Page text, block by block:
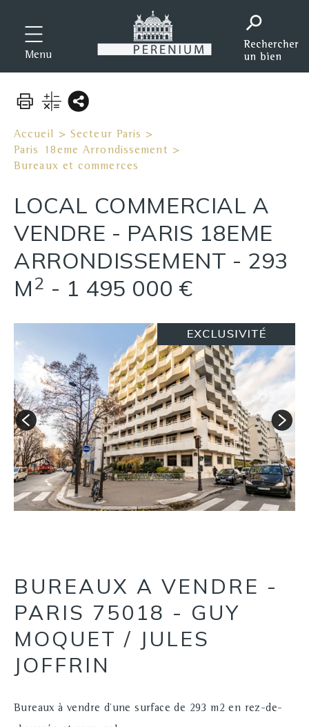
Menu
Accueil >Secteur Paris >
Paris 18eme Arrondissement >
Bureaux et commerces
LOCAL COMMERCIAL A
VENDRE - PARIS 18EME
ARRONDISSEMENT - 293
M 2 - 1 495 000 €
BUREAUX A VENDRE -
PARIS 75018 - GUY
MOQUET / JULES
JOFFRIN
Bureaux à vendre d'une surface de 293 m2 en rez-de-